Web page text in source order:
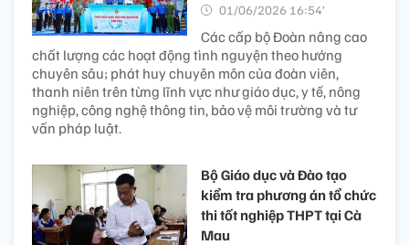
01/06/2026 16:54’
Các cấp bộ Đoàn nâng cao
chất lượng các hoạt động tình nguyện theo hướng
chuyên sâu; phát huy chuyên môn của đoàn viên,
thanh niên trên từng lĩnh vực như giáo dục, y tế, nông
nghiệp, công nghệ thông tin, bảo vệ môi trường và tư
vấn pháp luật.
Bộ Giáo dục và Đào tạo
kiểm tra phương án tổ chức
thi tốt nghiệp THPT tại Cà
Mau